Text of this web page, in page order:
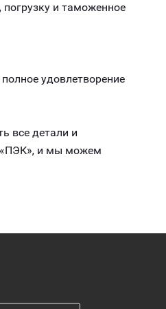
погрузку и таможенное
удовлетворение
все детали и
«ПЭК», и мы можем